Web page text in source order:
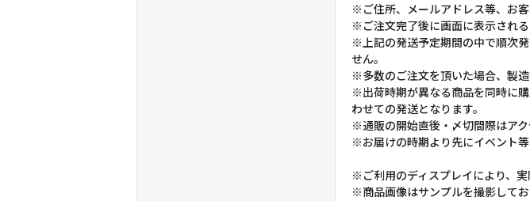
※ご住所、メールアドレス等、お
※ご注文完了後に画面に表示され
※上記の発送予定期間の中で順次
せん。
※多数のご注文を頂いた場合、製
※出荷時期が異なる商品を同時に
わせての発送となります。
※通販の開始直後・〆切間際はア
※お届けの時期より先にイベント
※ご利用のディスプレイにより、実
※商品画像はサンプルを撮影して